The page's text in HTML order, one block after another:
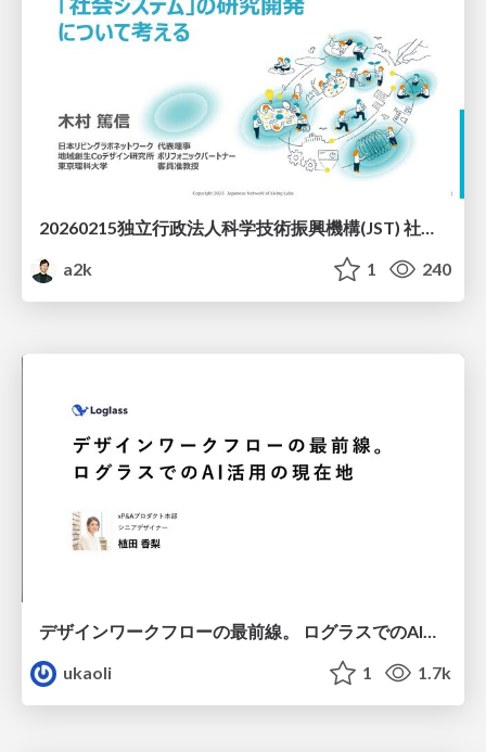
20260215独立行政法人科学技術振興機構(JST) 社会技術研究開発センター(RISTEX)ケアが根づく社会システム _公開シンポジウム
a2k
1 240
デザインワークフローの最前線。 ログラスでのAI活用の現在地
ukaoli
1 1.7k